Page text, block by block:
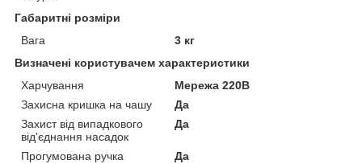
Габаритні розміри
Вага
3 кг
Визначені користувачем характеристики
Харчування
Мережа 220В
Захисна кришка на чашу
Да
Захист від випадкового
від'єднання насадок
Да
Прогумована ручка
Да